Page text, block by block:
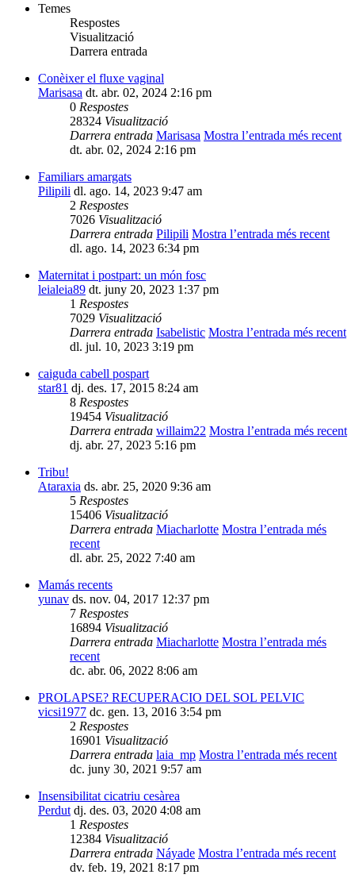
Temes
Respostes
Visualització
Darrera entrada
Conèixer el fluxe vaginal
Marisasa dt. abr. 02, 2024 2:16 pm
0 Respostes
28324 Visualització
Darrera entrada Marisasa Mostra l’entrada més recent
dt. abr. 02, 2024 2:16 pm
Familiars amargats
Pilipili dl. ago. 14, 2023 9:47 am
2 Respostes
7026 Visualització
Darrera entrada Pilipili Mostra l’entrada més recent
dl. ago. 14, 2023 6:34 pm
Maternitat i postpart: un món fosc
leialeia89 dt. juny 20, 2023 1:37 pm
1 Respostes
7029 Visualització
Darrera entrada Isabelistic Mostra l’entrada més recent
dl. jul. 10, 2023 3:19 pm
caiguda cabell pospart
star81 dj. des. 17, 2015 8:24 am
8 Respostes
19454 Visualització
Darrera entrada willaim22 Mostra l’entrada més recent
dj. abr. 27, 2023 5:16 pm
Tribu!
Ataraxia ds. abr. 25, 2020 9:36 am
5 Respostes
15406 Visualització
Darrera entrada Miacharlotte Mostra l’entrada més
recent
dl. abr. 25, 2022 7:40 am
Mamás recents
yunav ds. nov. 04, 2017 12:37 pm
7 Respostes
16894 Visualització
Darrera entrada Miacharlotte Mostra l’entrada més
recent
dc. abr. 06, 2022 8:06 am
PROLAPSE? RECUPERACIO DEL SOL PELVIC
vicsi1977 dc. gen. 13, 2016 3:54 pm
2 Respostes
16901 Visualització
Darrera entrada laia_mp Mostra l’entrada més recent
dc. juny 30, 2021 9:57 am
Insensibilitat cicatriu cesàrea
Perdut dj. des. 03, 2020 4:08 am
1 Respostes
12384 Visualització
Darrera entrada Náyade Mostra l’entrada més recent
dv. feb. 19, 2021 8:17 pm